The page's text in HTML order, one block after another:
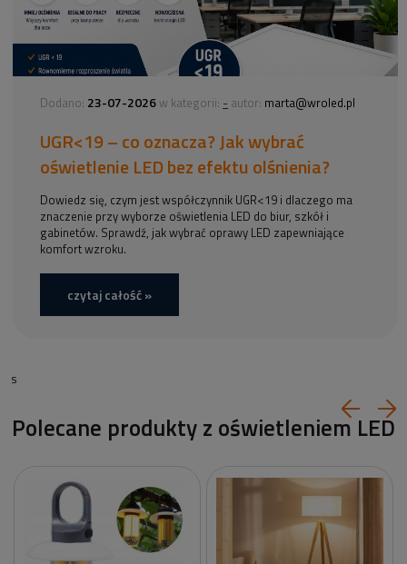
Dodano: 23-07-2026 w kategorii: - autor: marta@wroled.pl
UGR<19 – co oznacza? Jak wybrać
oświetlenie LED bez efektu olśnienia?
Dowiedz się, czym jest współczynnik UGR<19 i dlaczego ma
znaczenie przy wyborze oświetlenia LED do biur, szkół i
gabinetów. Sprawdź, jak wybrać oprawy LED zapewniające
komfort wzroku.
czytaj całość »
s
Polecane produkty z oświetleniem LED